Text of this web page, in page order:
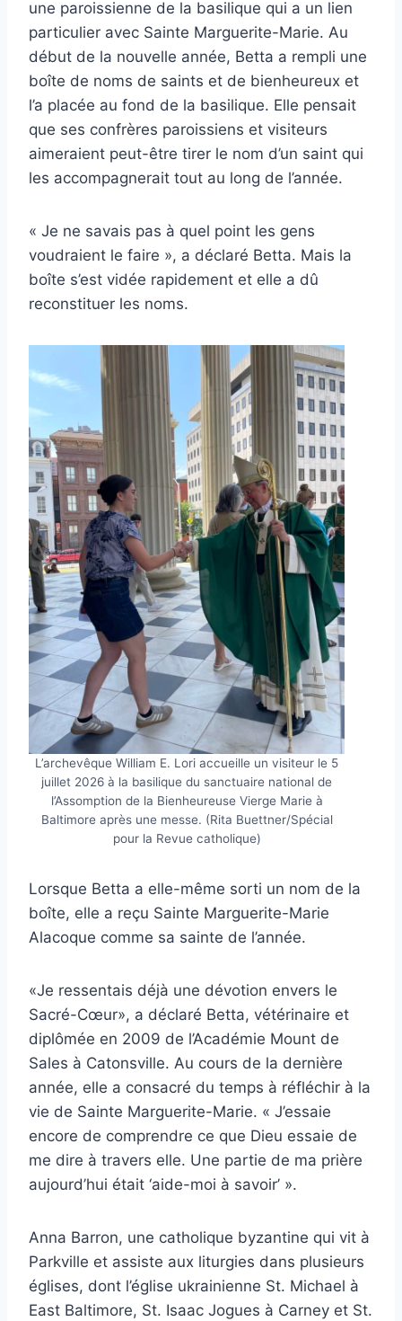
une paroissienne de la basilique qui a un lien
particulier avec Sainte Marguerite-Marie. Au
début de la nouvelle année, Betta a rempli une
boîte de noms de saints et de bienheureux et
l’a placée au fond de la basilique. Elle pensait
que ses confrères paroissiens et visiteurs
aimeraient peut-être tirer le nom d’un saint qui
les accompagnerait tout au long de l’année.
« Je ne savais pas à quel point les gens
voudraient le faire », a déclaré Betta. Mais la
boîte s’est vidée rapidement et elle a dû
reconstituer les noms.
L’archevêque William E. Lori accueille un visiteur le 5
juillet 2026 à la basilique du sanctuaire national de
l’Assomption de la Bienheureuse Vierge Marie à
Baltimore après une messe. (Rita Buettner/Spécial
pour la Revue catholique)
Lorsque Betta a elle-même sorti un nom de la
boîte, elle a reçu Sainte Marguerite-Marie
Alacoque comme sa sainte de l’année.
«Je ressentais déjà une dévotion envers le
Sacré-Cœur», a déclaré Betta, vétérinaire et
diplômée en 2009 de l’Académie Mount de
Sales à Catonsville. Au cours de la dernière
année, elle a consacré du temps à réfléchir à la
vie de Sainte Marguerite-Marie. « J’essaie
encore de comprendre ce que Dieu essaie de
me dire à travers elle. Une partie de ma prière
aujourd’hui était ‘aide-moi à savoir’ ».
Anna Barron, une catholique byzantine qui vit à
Parkville et assiste aux liturgies dans plusieurs
églises, dont l’église ukrainienne St. Michael à
East Baltimore, St. Isaac Jogues à Carney et St.